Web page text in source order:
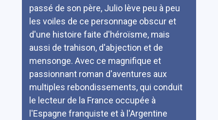
passé de son père, Julio lève peu à peu
les voiles de ce personnage obscur et
d'une histoire faite d'héroïsme, mais
aussi de trahison, d'abjection et de
mensonge. Avec ce magnifique et
passionnant roman d'aventures aux
multiples rebondissements, qui conduit
le lecteur de la France occupée à
l'Espagne franquiste et à l'Argentine